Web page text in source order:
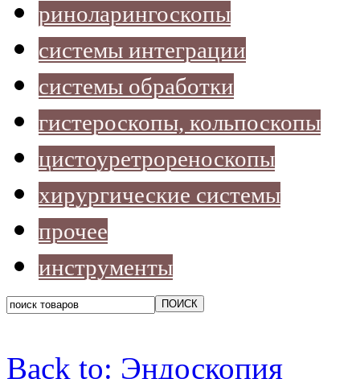
риноларингоскопы
системы интеграции
системы обработки
гистероскопы, кольпоскопы
цистоуретрореноскопы
хирургические системы
прочее
инструменты
Back to: Эндоскопия